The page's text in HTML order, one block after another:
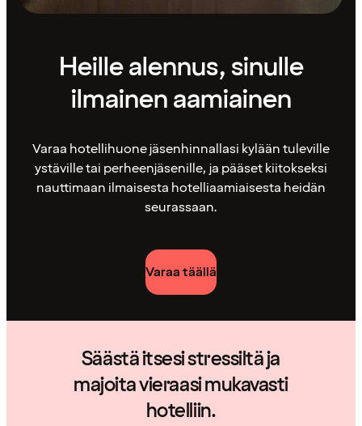
Heille alennus, sinulle
ilmainen aamiainen
Varaa hotellihuone jäsenhinnallasi kylään tuleville
ystäville tai perheenjäsenille, ja pääset kiitokseksi
nauttimaan ilmaisesta hotelliaamiaisesta heidän
seurassaan.
Varaa täällä
Säästä itsesi stressiltä ja
majoita vieraasi mukavasti
hotelliin.